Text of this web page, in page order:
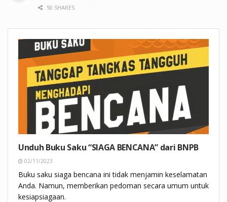
50 SHARES
Unduh Buku Saku “SIAGA BENCANA” dari BNPB
02/11/2023
Buku saku siaga bencana ini tidak menjamin keselamatan
Anda. Namun, memberikan pedoman secara umum untuk
kesiapsiagaan.